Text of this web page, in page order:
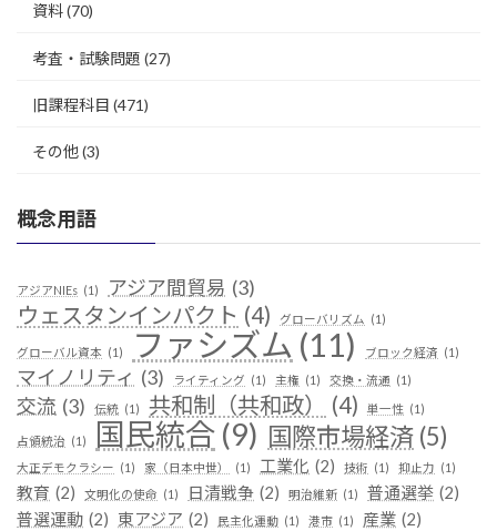
資料(70)
考査・試験問題 (27)
旧課程科目 (471)
その他(3)
概念用語
アジアNIEs (1) アジア間貿易 (3)
ウェスタンインパクト (4) グローバリズム (1)
グローバル資本 (1) ファシズム (11) ブロック経済 (1)
マイノリティ (3) ライティング (1) 主権 (1) 交換・流通 (1)
交流 (3) 伝統 (1) 共和制（共和政） (4) 単一性 (1)
占領統治 (1) 国民統合 (9) 国際市場経済 (5)
大正デモクラシー (1) 家（日本中世） (1) 工業化 (2) 技術 (1) 抑止力 (1)
教育 (2) 文明化の使命 (1) 日清戦争 (2) 明治維新 (1) 普通選挙 (2)
普選運動 (2) 東アジア (2) 民主化運動 (1) 港市 (1) 産業 (2)